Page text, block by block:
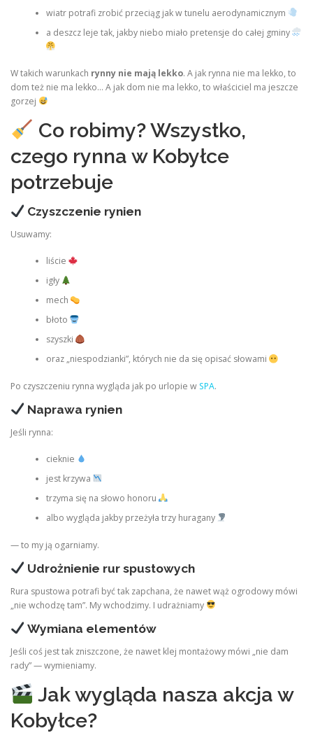
wiatr potrafi zrobić przeciąg jak w tunelu aerodynamicznym
a deszcz leje tak, jakby niebo miało pretensje do całej gminy
W takich warunkach rynny nie mają lekko. A jak rynna nie ma lekko, to
dom też nie ma lekko… A jak dom nie ma lekko, to właściciel ma jeszcze
gorzej
Co robimy? Wszystko,
czego rynna w Kobyłce
potrzebuje
Czyszczenie rynien
Usuwamy:
liście
igły
mech
błoto
szyszki
oraz „niespodzianki”, których nie da się opisać słowami
Po czyszczeniu rynna wygląda jak po urlopie w SPA.
Naprawa rynien
Jeśli rynna:
cieknie
jest krzywa
trzyma się na słowo honoru
albo wygląda jakby przeżyła trzy huragany
— to my ją ogarniamy.
Udrożnienie rur spustowych
Rura spustowa potrafi być tak zapchana, że nawet wąż ogrodowy mówi
„nie wchodzę tam”. My wchodzimy. I udrażniamy
Wymiana elementów
Jeśli coś jest tak zniszczone, że nawet klej montażowy mówi „nie dam
rady” — wymieniamy.
Jak wygląda nasza akcja w
Kobyłce?